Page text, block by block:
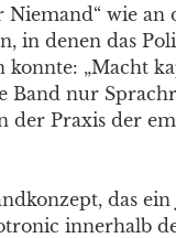
Niemand“ wie an
in denen das
„Macht
Band nur
der Praxis der
das ein
innerhalb